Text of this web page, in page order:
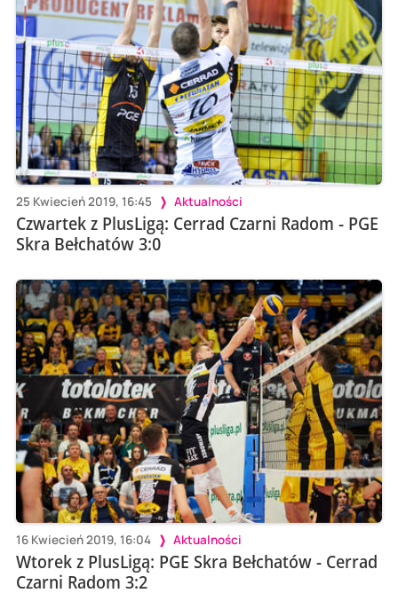
25 Kwiecień 2019, 16:45 Aktualności
Czwartek z PlusLigą: Cerrad Czarni Radom - PGE
Skra Bełchatów 3:0
16 Kwiecień 2019, 16:04 Aktualności
Wtorek z PlusLigą: PGE Skra Bełchatów - Cerrad
Czarni Radom 3:2